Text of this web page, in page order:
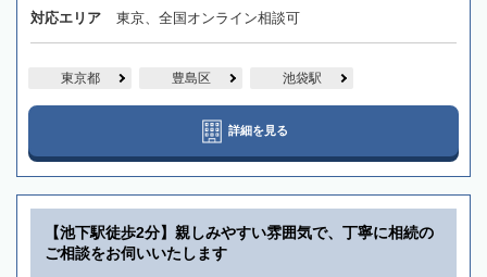
対応エリア 東京、全国オンライン相談可
東京都 豊島区 池袋駅
詳細を見る
【池下駅徒歩2分】親しみやすい雰囲気で、丁寧に相続の
ご相談をお伺いいたします